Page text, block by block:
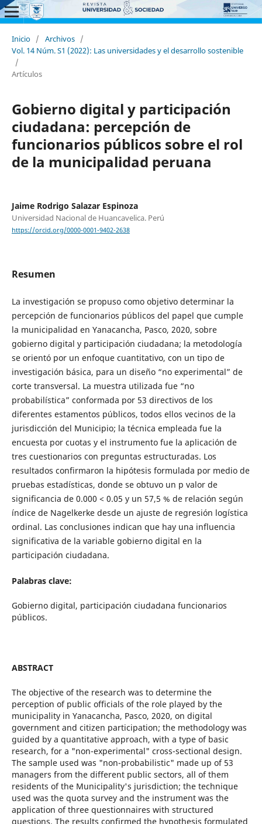
Inicio / Archivos /
Vol. 14 Núm. S1 (2022): Las universidades y el desarrollo sostenible
/
Artículos
Gobierno digital y participación
ciudadana: percepción de
funcionarios públicos sobre el rol
de la municipalidad peruana
Jaime Rodrigo Salazar Espinoza
Universidad Nacional de Huancavelica. Perú
https://orcid.org/0000-0001-9402-2638
Resumen
La investigación se propuso como objetivo determinar la
percepción de funcionarios públicos del papel que cumple
la municipalidad en Yanacancha, Pasco, 2020, sobre
gobierno digital y participación ciudadana; la metodología
se orientó por un enfoque cuantitativo, con un tipo de
investigación básica, para un diseño “no experimental” de
corte transversal. La muestra utilizada fue “no
probabilística” conformada por 53 directivos de los
diferentes estamentos públicos, todos ellos vecinos de la
jurisdicción del Municipio; la técnica empleada fue la
encuesta por cuotas y el instrumento fue la aplicación de
tres cuestionarios con preguntas estructuradas. Los
resultados confirmaron la hipótesis formulada por medio de
pruebas estadísticas, donde se obtuvo un p valor de
significancia de 0.000 < 0.05 y un 57,5 % de relación según
índice de Nagelkerke desde un ajuste de regresión logística
ordinal. Las conclusiones indican que hay una influencia
significativa de la variable gobierno digital en la
participación ciudadana.
Palabras clave:
Gobierno digital, participación ciudadana funcionarios
públicos.
ABSTRACT
The objective of the research was to determine the
perception of public officials of the role played by the
municipality in Yanacancha, Pasco, 2020, on digital
government and citizen participation; the methodology was
guided by a quantitative approach, with a type of basic
research, for a "non-experimental" cross-sectional design.
The sample used was "non-probabilistic" made up of 53
managers from the different public sectors, all of them
residents of the Municipality's jurisdiction; the technique
used was the quota survey and the instrument was the
application of three questionnaires with structured
questions. The results confirmed the hypothesis formulated